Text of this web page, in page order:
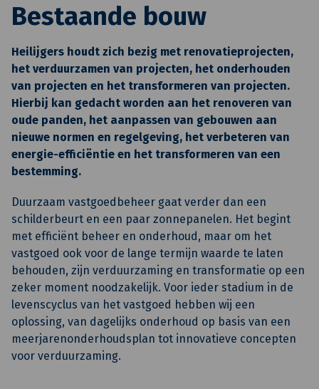
Bestaande bouw
Heilijgers houdt zich bezig met renovatieprojecten,
het verduurzamen van projecten, het onderhouden
van projecten en het transformeren van projecten.
Hierbij kan gedacht worden aan het renoveren van
oude panden, het aanpassen van gebouwen aan
nieuwe normen en regelgeving, het verbeteren van
energie-efficiëntie en het transformeren van een
bestemming.
Duurzaam vastgoedbeheer gaat verder dan een
schilderbeurt en een paar zonnepanelen. Het begint
met efficiënt beheer en onderhoud, maar om het
vastgoed ook voor de lange termijn waarde te laten
behouden, zijn verduurzaming en transformatie op een
zeker moment noodzakelijk. Voor ieder stadium in de
levenscyclus van het vastgoed hebben wij een
oplossing, van dagelijks onderhoud op basis van een
meerjarenonderhoudsplan tot innovatieve concepten
voor verduurzaming.